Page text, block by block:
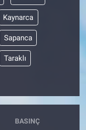
Kaynarca
Sapanca
Taraklı
BASINÇ